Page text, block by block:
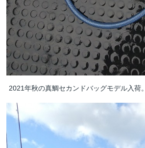
2021年秋の真鯛セカンドバッグモデル入荷。